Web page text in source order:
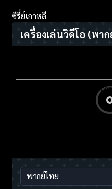
ซีรี่ย์เกาหลี
เครื่องเล่นวิดีโอ (พา